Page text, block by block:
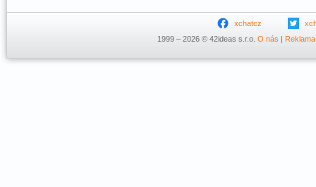
xchatcz
1999 – 2026 © 42ideas s.r.o. O nás | Reklama